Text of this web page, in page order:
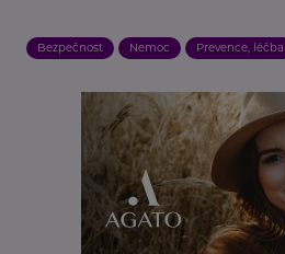
Bezpečnost Nemoc Prevence, léčba